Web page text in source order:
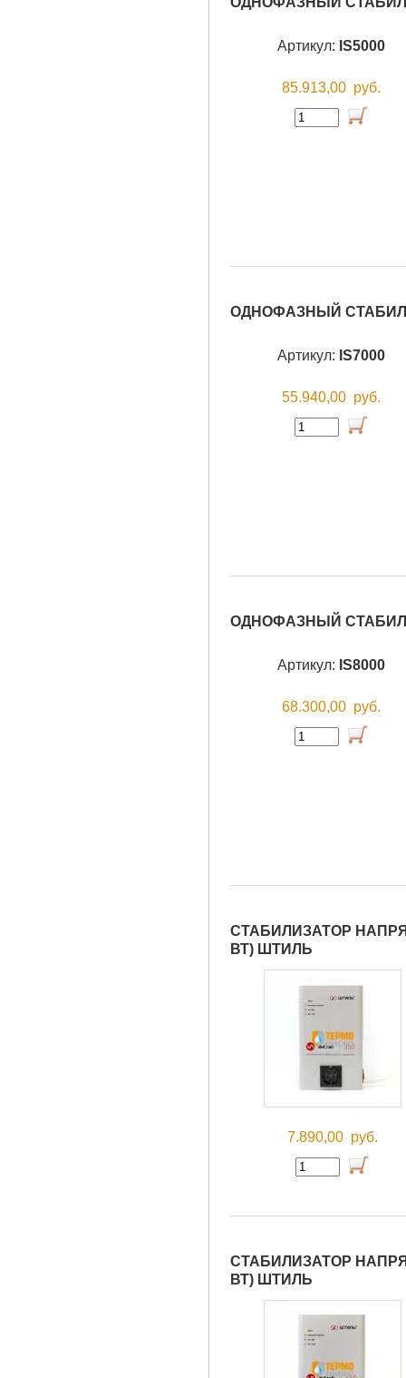
Артикул: IS5000
85.913,00 руб.
ОДНОФАЗНЫЙ
Артикул: IS7000
55.940,00 руб.
ОДНОФАЗНЫЙ
Артикул: IS8000
68.300,00 руб.
СТАБИЛИЗАТОР
ВТ) ШТИЛЬ
7.890,00 руб.
СТАБИЛИЗАТОР
ВТ) ШТИЛЬ